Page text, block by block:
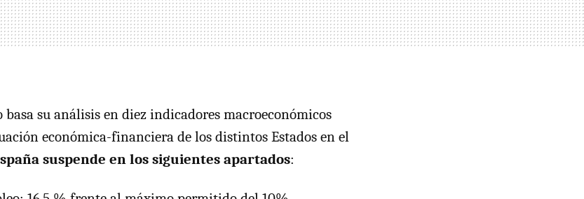
su análisis en diez indicadores macroeconómicos
económica-financiera de los distintos Estados en el
suspende en los siguientes apartados: